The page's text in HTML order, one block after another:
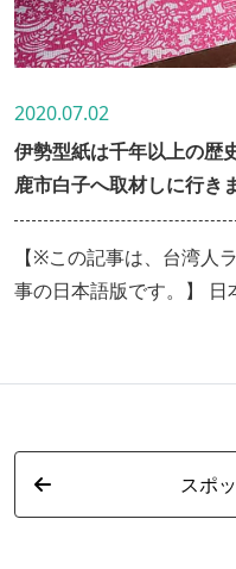
2020.07.02
伊勢型紙は千年以上の歴
鹿市白子へ取材しに行き
【※この記事は、台湾人
事の日本語版です。】 日
を極めた着物を制作する
着物作品は世界のコレク
なジャンルにも活用され
日常工芸品にもなりまし
スポ